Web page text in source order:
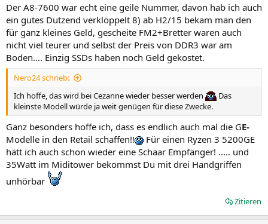
Der A8-7600 war echt eine geile Nummer, davon hab ich auch
ein gutes Dutzend verklöppelt 8) ab H2/15 bekam man den
für ganz kleines Geld, gescheite FM2+Bretter waren auch
nicht viel teurer und selbst der Preis von DDR3 war am
Boden.... Einzig SSDs haben noch Geld gekostet.
Nero24 schrieb:
Ich hoffe, das wird bei Cezanne wieder besser werden
Das
kleinste Modell würde ja weit genügen für diese Zwecke.
Ganz besonders hoffe ich, dass es endlich auch mal die GE-
Modelle in den Retail schaffen!!
Für einen Ryzen 3 5200GE
hätt ich auch schon wieder eine Schaar Empfänger! ..... und
35Watt im Miditower bekommst Du mit drei Handgriffen
unhörbar
Zitieren